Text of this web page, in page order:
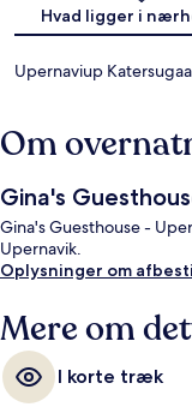
Hvad ligger i
Upernaviup
Om
Gina's
Gina's Guesthouse -
Upernavik.
Oplysninger om
Mere om
I korte træk